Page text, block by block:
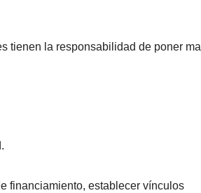
tienen la responsabilidad de poner
financiamiento, establecer vínculos